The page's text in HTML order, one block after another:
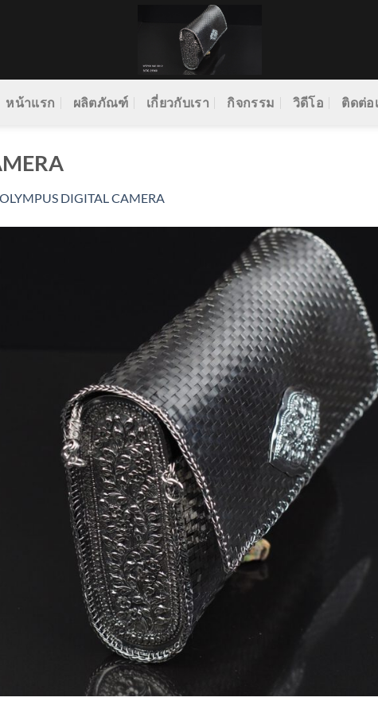
หน้าแรก ผลิตภัณฑ์ เกี่ยวกับเรา กิจกรรม วิดีโอ ติดต่อ
OLYMPUS DIGITAL CAMERA